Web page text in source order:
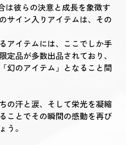
は彼らの決意と成長を象徴す
サイン入りアイテムは、その
アイテムには、ここでしか手
定品が多数出品されており、
幻のアイテム」となること間
の汗と涙、そして栄光を凝縮
ことでその瞬間の感動を再び
う。